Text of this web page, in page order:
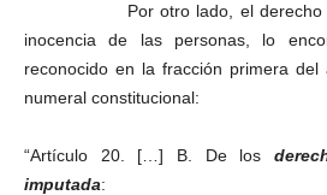
Por otro lado, el
inocencia de las personas, lo
reconocido en la fracción primera
numeral constitucional:
“Artículo 20. […] B. De los
imputada: